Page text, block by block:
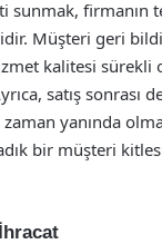
sunmak, firmanın
Müşteri geri
kalitesi sürekli
satış sonrası
yanında
bir müşteri